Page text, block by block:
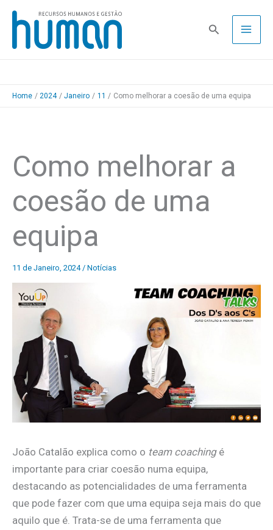
Skip
content
Pesquisa
Home 2024 Janeiro 11 Como melhorar a coesão de uma equipa
Como melhorar a
coesão de uma
equipa
11 de Janeiro, 2024 / Notícias
João Catalão explica como o team coachingé
importante para criar coesão numa equipa,
destacando as potencialidades de uma ferramenta
que pode fazer com que uma equipa seja mais do que
aquilo que é. Trata-se de uma ferramenta que